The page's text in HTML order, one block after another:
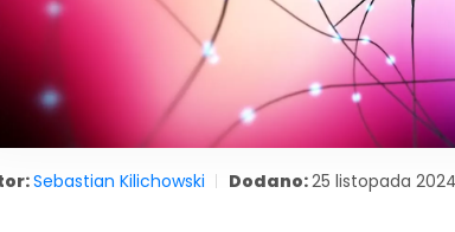
Sebastian Kilichowski Dodano:25 listopada 2024